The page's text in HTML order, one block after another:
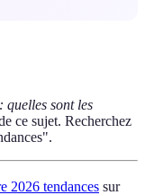
quelles sont les
ce sujet. Recherchez
2026 tendances sur